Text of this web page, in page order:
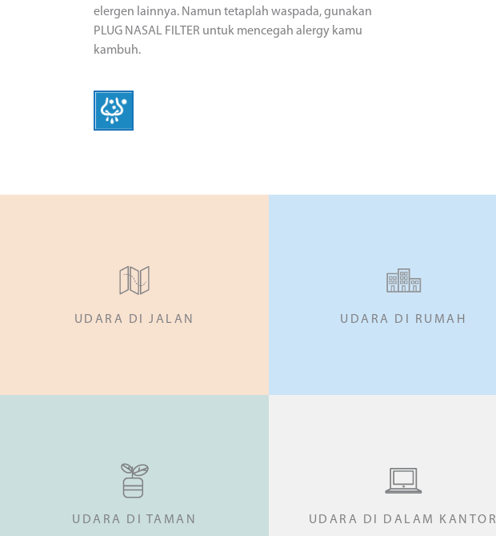
elergen lainnya. Namun tetaplah waspada, gunakan
PLUG NASAL FILTER untuk mencegah alergy kamu
kambuh.
UDARA DI JALAN UDARA DI RUMAH
UDARA DI TAMAN UDARA DI DALAM KANTOR